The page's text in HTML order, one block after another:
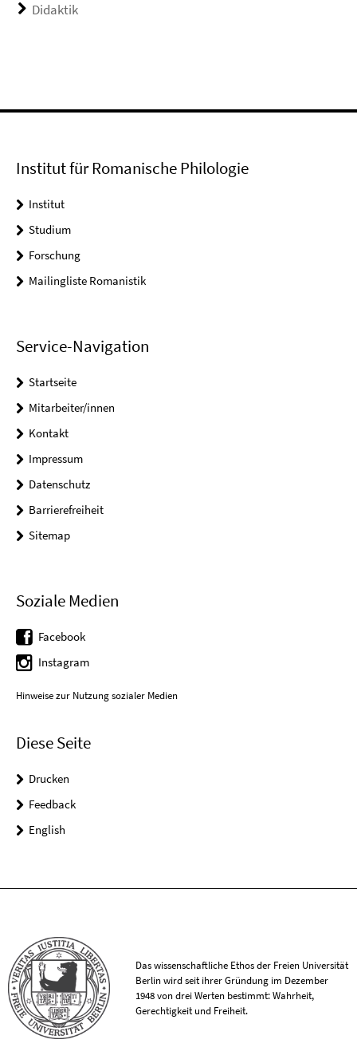
Didaktik
Institut für Romanische Philologie
Institut
Studium
Forschung
Mailingliste Romanistik
Service-Navigation
Startseite
Mitarbeiter/innen
Kontakt
Impressum
Datenschutz
Barrierefreiheit
Sitemap
Soziale Medien
Facebook
Instagram
Hinweise zur Nutzung sozialer Medien
Diese Seite
Drucken
Feedback
English
Das wissenschaftliche Ethos der Freien Universität
Berlin wird seit ihrer Gründung im Dezember
1948 von drei Werten bestimmt: Wahrheit,
Gerechtigkeit und Freiheit.